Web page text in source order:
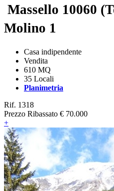
Massello 10060
Molino 1
Casa indipendente
Vendita
610 MQ
35 Locali
Planimetria
Rif. 1318
Prezzo Ribassato € 70.000
+